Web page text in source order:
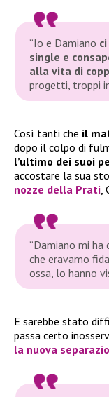
“Io e Damiano
single e
alla vita di
progetti, troppi
Così tanti che il
dopo il colpo di
l’ultimo dei suoi
accostare la sua
nozze della Prati
“Damiano mi ha
che eravamo
ossa, lo hanno
E sarebbe stato
passa certo
la nuova